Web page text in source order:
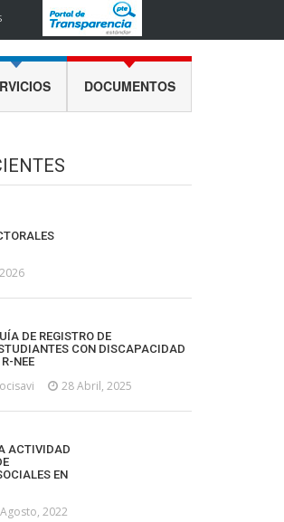
DOCUMENTOS
DE REGISTRO DE
CON DISCAPACIDAD
NEE
28 Abril, 2025
ACTIVIDAD
EN
2022